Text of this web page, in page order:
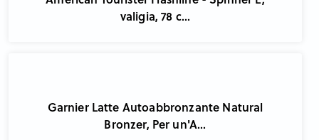
valigia, 78 c...
Garnier Latte Autoabbronzante Natural
Bronzer, Per un'A...